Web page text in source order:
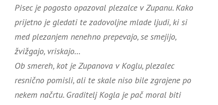
Pisec je pogosto opazoval plezalce v Zupanu. Kako
prijetno je gledati te zadovoljne mlade ljudi, ki si
med plezanjem nenehno prepevajo, se smejijo,
žvižgajo, vriskajo…
Ob smereh, kot je Zupanova v Koglu, plezalec
resnično pomisli, ali te skale niso bile zgrajene po
nekem načrtu. Graditelj Kogla je pač moral biti